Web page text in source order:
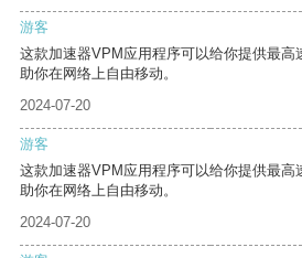
游客
这款加速器VPM应用程序可以给你提供最高
助你在网络上自由移动。
2024-07-20
游客
这款加速器VPM应用程序可以给你提供最高
助你在网络上自由移动。
2024-07-20